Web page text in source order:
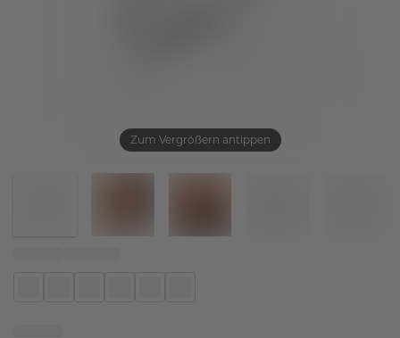
Zum Vergrößern antippen